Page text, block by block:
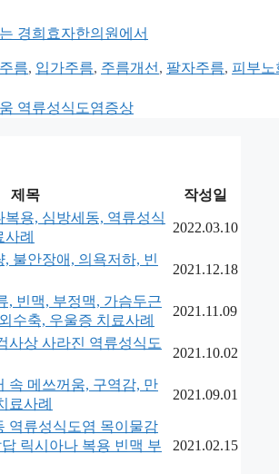
경희효자한의원에서
름, 입가주름, 주름개선 , 팔자주름, 피부노
역류성식도염증상
제목
작성일
복용, 심방세동, 역류성식
례
2022.03.10
불안장애, 의욕저하, 빈
2021.12.18
, 빈맥, 부정맥, 가슴두근
수축, 우울증 치료사례
2021.11.09
사상 사라진 역류성식도
2021.10.02
속 메쓰꺼움, 구역감, 만
료사례
2021.09.01
역류성식도염 목이물감
릭시아나 복용 빈맥 부
2021.02.15